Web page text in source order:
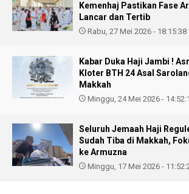
Kemenhaj Pastikan Fase
Lancar dan Tertib
Rabu, 27 Mei 2026 - 18:15:38
Kabar Duka Haji Jambi !
Kloter BTH 24 Asal
Makkah
Minggu, 24 Mei 2026 -
Seluruh Jemaah Haji
Sudah Tiba di Makkah,
ke Armuzna
Minggu, 17 Mei 2026 -